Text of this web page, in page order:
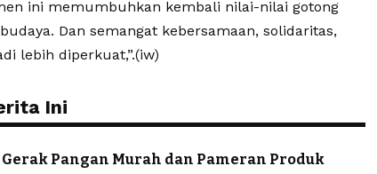
ini memumbuhkan kembali nilai-nilai gotong
Dan semangat kebersamaan, solidaritas,
lebih diperkuat,”.(iw)
Ini
Pangan Murah dan Pameran Produk